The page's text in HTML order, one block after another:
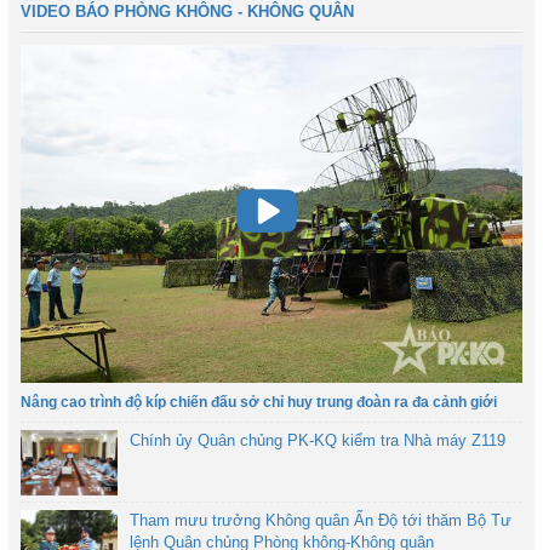
VIDEO BÁO PHÒNG KHÔNG - KHÔNG QUÂN
Nâng cao trình độ kíp chiến đấu sở chỉ huy trung đoàn ra đa cảnh giới
Chính ủy Quân chủng PK-KQ kiểm tra Nhà máy Z119
Tham mưu trưởng Không quân Ấn Độ tới thăm Bộ Tư
lệnh Quân chủng Phòng không-Không quân